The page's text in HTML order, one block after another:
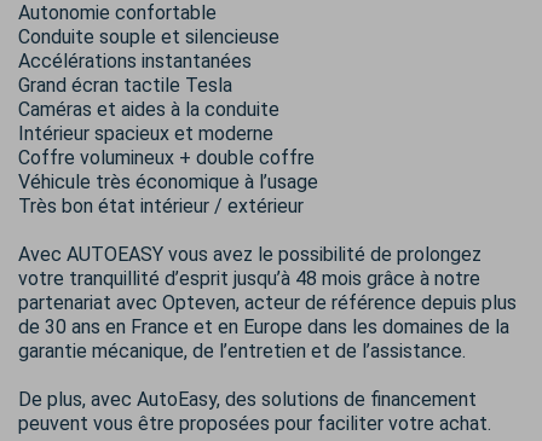
Autonomie confortable
Conduite souple et silencieuse
Accélérations instantanées
Grand écran tactile Tesla
Caméras et aides à la conduite
Intérieur spacieux et moderne
Coffre volumineux + double coffre
Véhicule très économique à l’usage
Très bon état intérieur / extérieur
Avec AUTOEASY vous avez le possibilité de prolongez
votre tranquillité d’esprit jusqu’à 48 mois grâce à notre
partenariat avec Opteven, acteur de référence depuis plus
de 30 ans en France et en Europe dans les domaines de la
garantie mécanique, de l’entretien et de l’assistance.
De plus, avec AutoEasy, des solutions de financement
peuvent vous être proposées pour faciliter votre achat.